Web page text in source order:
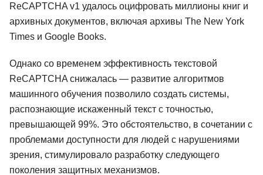
ReCAPTCHA v1 удалось оцифровать миллионы книг и
архивных документов, включая архивы The New York
Times и Google Books.
Однако со временем эффективность текстовой
ReCAPTCHA снижалась — развитие алгоритмов
машинного обучения позволило создать системы,
распознающие искаженный текст с точностью,
превышающей 99%. Это обстоятельство, в сочетании с
проблемами доступности для людей с нарушениями
зрения, стимулировало разработку следующего
поколения защитных механизмов.